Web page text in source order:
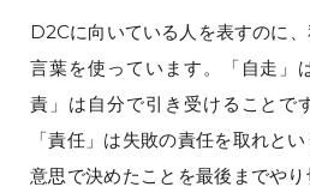
D2Cに向いている人を表すのに
言葉を使っています。「自走」
責」は自分で引き受けることで
「責任」は失敗の責任を取れと
意思で決めたことを最後までや